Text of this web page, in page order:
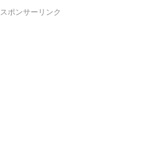
スポンサーリンク